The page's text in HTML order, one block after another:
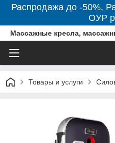
Распродажа до -50%,
ОУР
Массажные кресла,
Товары и услуги